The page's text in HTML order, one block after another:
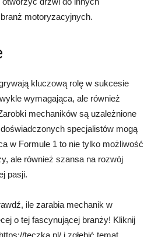
motoryzacyjnych.
kluczową rolę w sukcesie
wymagająca, ale również
mechaników są uzależnione
specjalistów mogą
w Formule 1 to nie tylko możliwość
ale również szansa na rozwój
pasji.
ile zarabia mechanik w
o tej fascynującej branży! Kliknij